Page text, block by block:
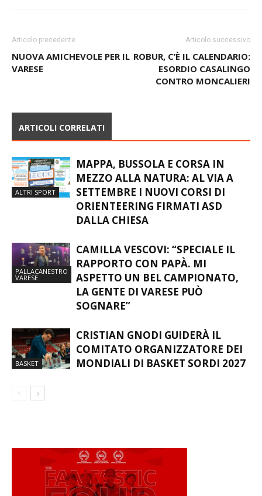
Articolo precedente
NUOVA AMICHEVOLE PER IL
VARESE
Articolo successivo
ROBUR, C’È IL CALENDARIO:
ESORDIO CASALINGO
CONTRO MONCALIERI
ARTICOLI CORRELATI
ALTRI SPORT
MAPPA, BUSSOLA E CORSA IN
MEZZO ALLA NATURA: AL VIA A
SETTEMBRE I NUOVI CORSI DI
ORIENTEERING FIRMATI ASD
DALLA CHIESA
PALLACANESTRO
VARESE
CAMILLA VESCOVI: “SPECIALE IL
RAPPORTO CON PAPÀ. MI
ASPETTO UN BEL CAMPIONATO,
LA GENTE DI VARESE PUÒ
SOGNARE”
BASKET
CRISTIAN GNODI GUIDERÀ IL
COMITATO ORGANIZZATORE DEI
MONDIALI DI BASKET SORDI 2027